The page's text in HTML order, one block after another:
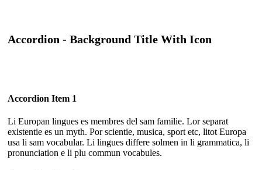
Accordion - Background Title With Icon
Accordion Item 1
Li Europan lingues es membres del sam familie. Lor separat
existentie es un myth. Por scientie, musica, sport etc, litot Europa
usa li sam vocabular. Li lingues differe solmen in li grammatica, li
pronunciation e li plu commun vocabules.